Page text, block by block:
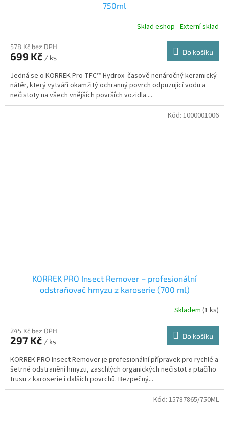
750ml
Sklad eshop - Externí sklad
578 Kč bez DPH
699 Kč / ks
Do košíku
Jedná se o KORREK Pro TFC™ Hydrox časově nenáročný keramický
nátěr, který vytváří okamžitý ochranný povrch odpuzující vodu a
nečistoty na všech vnějších površích vozidla....
KORREK PRO Insect Remover – profesionální
odstraňovač hmyzu z karoserie (700 ml)
Skladem (1 ks)
245 Kč bez DPH
297 Kč / ks
Do košíku
KORREK PRO Insect Remover je profesionální přípravek pro rychlé a
šetrné odstranění hmyzu, zaschlých organických nečistot a ptačího
trusu z karoserie i dalších povrchů. Bezpečný...
Kód: 1000001006
Kód: 15787865/750ML